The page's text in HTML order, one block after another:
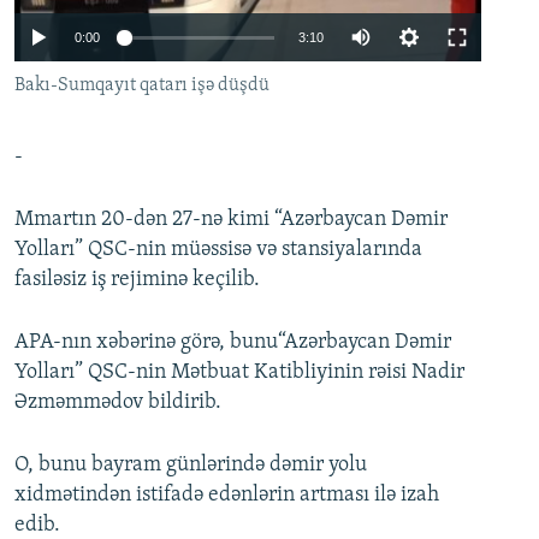
KARIKATURA
AZƏRBAYCAN ƏDƏBIYYATI KITABXANASI
İSLAM VƏ DEMOKRATIYA
PEŞƏ ETIKASI VƏ JURNALISTIKA STANDARTLARIMIZ
XƏBƏR BÜLLETENLƏRIMIZ
BIZI IZLƏ0:00 3:10
Bakı-Sumqayıt qatarı işə düşdü
-
Mmartın 20-dən 27-nə kimi “Azərbaycan Dəmir
Yolları” QSC-nin müəssisə və stansiyalarında
fasiləsiz iş rejiminə keçilib.
APA-nın xəbərinə görə, bunu“Azərbaycan Dəmir
Yolları” QSC-nin Mətbuat Katibliyinin rəisi Nadir
Əzməmmədov bildirib.
O, bunu bayram günlərində dəmir yolu
xidmətindən istifadə edənlərin artması ilə izah
edib.